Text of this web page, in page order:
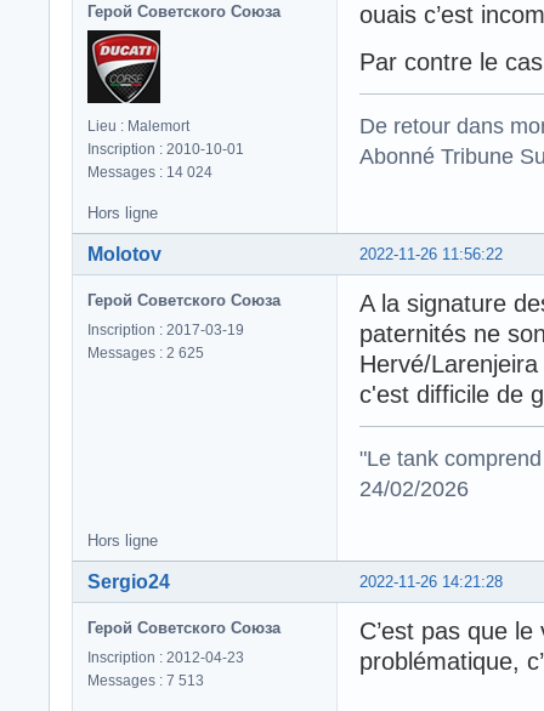
Герой Советского Союза
Lieu : Malemort
Inscription : 2010-10-01
Messages : 14 024
ouais c’est
Par contre le
De retour dans
Abonné Tribune
Hors ligne
2022-11-26 11:56:22
Molotov
Герой Советского Союза
Inscription : 2017-03-19
Messages : 2 625
A la signature
paternités ne
Hervé/
c'est difficile de
"Le tank
24/02/2026
Hors ligne
2022-11-26 14:21:28
Sergio24
Герой Советского Союза
Inscription : 2012-04-23
Messages : 7 513
C’est pas que
problématique,